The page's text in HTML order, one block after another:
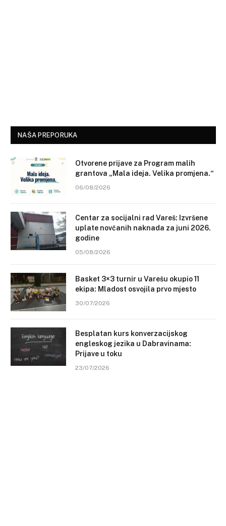
NAŠA PREPORUKA
Otvorene prijave za Program malih
grantova „Mala ideja. Velika promjena.“
06/08/2026
Centar za socijalni rad Vareš: Izvršene
uplate novčanih naknada za juni 2026.
godine
05/08/2026
Basket 3×3 turnir u Varešu okupio 11
ekipa: Mladost osvojila prvo mjesto
30/07/2026
Besplatan kurs konverzacijskog
engleskog jezika u Dabravinama:
Prijave u toku
23/07/2026